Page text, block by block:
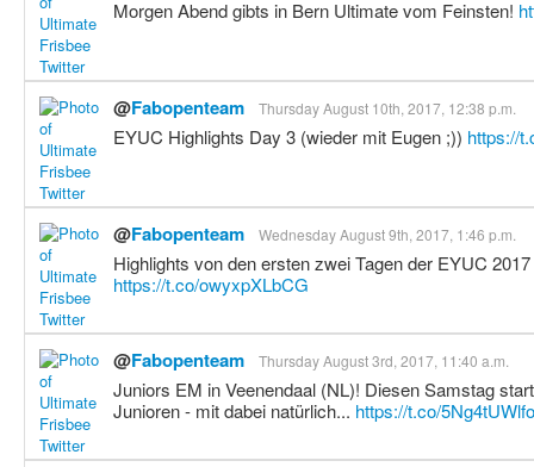
Morgen Abend gibts in Bern Ultimate vom Feinsten!
@Fabopenteam Thursday August 10th, 2017, 12:38 p.m.
EYUC Highlights Day 3 (wieder mit Eugen ;)) https://
@Fabopenteam Wednesday August 9th, 2017, 1:46 p.m.
Highlights von den ersten zwei Tagen der EYUC
https://t.co/owyxpXLbCG
@Fabopenteam Thursday August 3rd, 2017, 11:40 a.m.
Juniors EM in Veenendaal (NL)! Diesen Samstag
Junioren - mit dabei natürlich... https://t.co/5Ng4tUWlfo